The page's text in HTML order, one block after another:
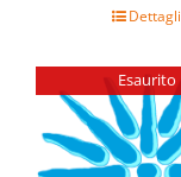
Dettagli
Esaurito